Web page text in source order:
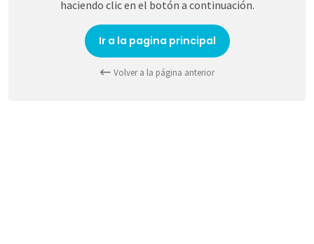
haciendo clic en el botón a continuación.
Ir a la pagina principal
Volver a la página anterior